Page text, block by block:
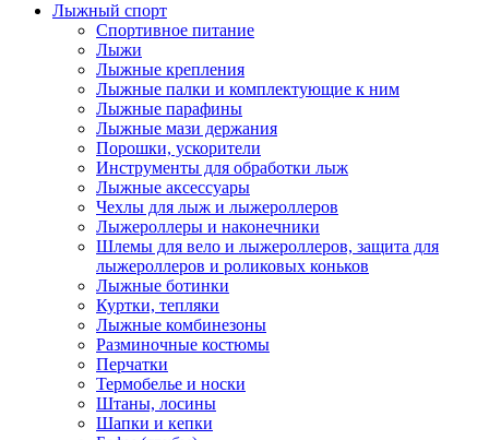
Лыжный спорт
Спортивное питание
Лыжи
Лыжные крепления
Лыжные палки и комплектующие к ним
Лыжные парафины
Лыжные мази держания
Порошки, ускорители
Инструменты для обработки лыж
Лыжные аксессуары
Чехлы для лыж и лыжероллеров
Лыжероллеры и наконечники
Шлемы для вело и лыжероллеров, защита для
лыжероллеров и роликовых коньков
Лыжные ботинки
Куртки, тепляки
Лыжные комбинезоны
Разминочные костюмы
Перчатки
Термобелье и носки
Штаны, лосины
Шапки и кепки